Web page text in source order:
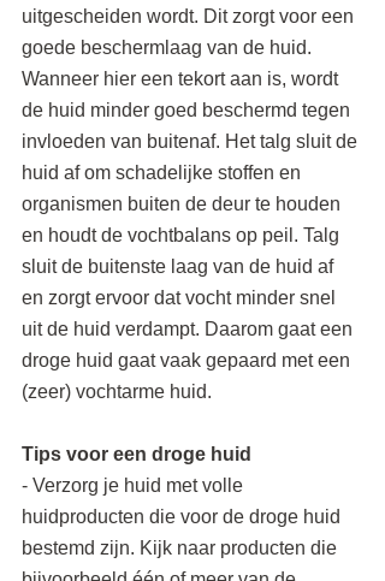
uitgescheiden wordt. Dit zorgt voor een
goede beschermlaag van de huid.
Wanneer hier een tekort aan is, wordt
de huid minder goed beschermd tegen
invloeden van buitenaf. Het talg sluit de
huid af om schadelijke stoffen en
organismen buiten de deur te houden
en houdt de vochtbalans op peil. Talg
sluit de buitenste laag van de huid af
en zorgt ervoor dat vocht minder snel
uit de huid verdampt. Daarom gaat een
droge huid gaat vaak gepaard met een
(zeer) vochtarme huid.
Tips voor een droge huid
- Verzorg je huid met volle
huidproducten die voor de droge huid
bestemd zijn. Kijk naar producten die